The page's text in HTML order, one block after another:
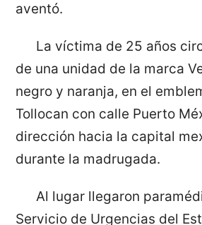
aventó.
La víctima de 25 años
de una unidad de la marca
negro y naranja, en el
Tollocan con calle Puerto
dirección hacia la capital
durante la madrugada.
Al lugar llegaron
Servicio de Urgencias del